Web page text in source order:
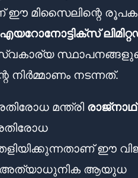
ഈ മിസൈലിന്റെ
നടന്നത്.
മന്ത്രി രാജ്‌നാഥ്
ഈ
അത്യാധുനിക ആയുധ